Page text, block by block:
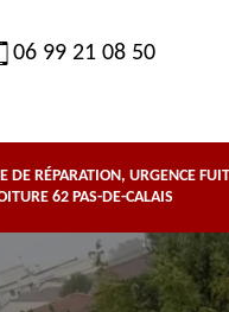
06 99 21 08 50
DE RÉPARATION, URGENCE
62 PAS-DE-CALAIS